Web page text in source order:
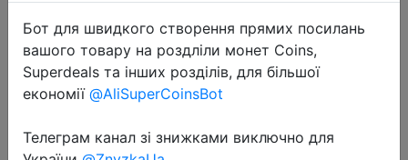
2022-10-04
Control Rgb Neon Sound Sensing
Бот для швидкого створення прямих посилань
вашого товару на роздліли монет Coins,
Superdeals та інших розділів, для більшої
економії @AliSuperCoinsBot
Телеграм канал зі знижками виключно для